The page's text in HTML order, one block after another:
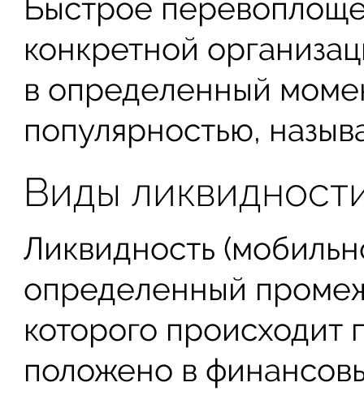
Быстрое
конкретной
в определенный
популярностью,
Виды
Ликвидность
определенный
которого происходит
положено в